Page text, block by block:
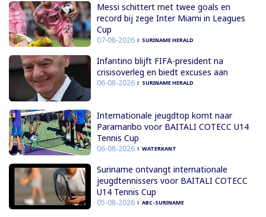
Messi schittert met twee goals en
record bij zege Inter Miami in Leagues
Cup
07-08-2026 SURINAME HERALD
Infantino blijft FIFA-president na
crisisoverleg en biedt excuses aan
06-08-2026 SURINAME HERALD
Internationale jeugdtop komt naar
Paramaribo voor BAITALI COTECC U14
Tennis Cup
06-08-2026 WATERKANT
Suriname ontvangt internationale
jeugdtennissers voor BAITALI COTECC
U14 Tennis Cup
05-08-2026 ABC-SURINAME